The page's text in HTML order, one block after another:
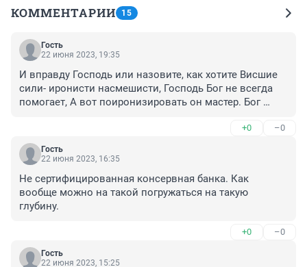
КОММЕНТАРИИ 15
Гость
22 июня 2023, 19:35
И вправду Господь или назовите, как хотите Висшие
сили- иронисти насмешисти, Господь Бог не всегда
помогает, А вот поиронизировать он мастер. Бог
догнивает. Зачем трогать то чего трогать нет смисла.
Теперь сами стали обьектом догадок на глубине
недоступной. Почему вообще планету називают
Земля если это планета Вода.
+0 –0
Гость
22 июня 2023, 16:35
Не сертифицированная консервная банка. Как
вообще можно на такой погружаться на такую
глубину.
+0 –0
Гость
22 июня 2023, 15:25